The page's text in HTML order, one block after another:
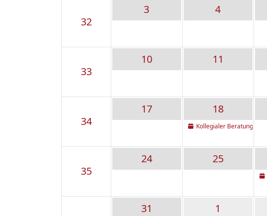
32
3 4
33
10 11
34
17 18
Kollegialer Beratungskreis
35
24 25
31 1